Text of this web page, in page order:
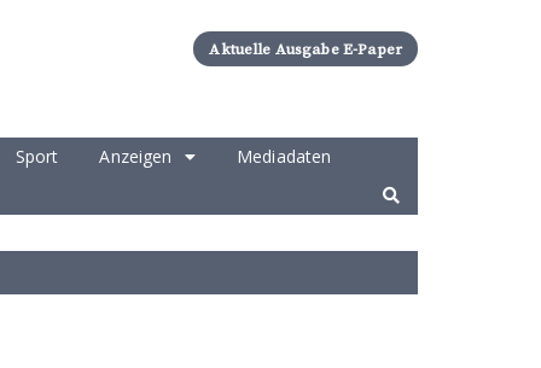
Aktuelle Ausgabe E-Paper
Sport Anzeigen
Mediadaten